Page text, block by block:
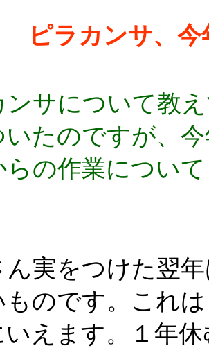
ピラカンサ、
ンサについて教
いたのですが、
らの作業につい
ん実をつけた翌
ものです。これ
いえます。１年